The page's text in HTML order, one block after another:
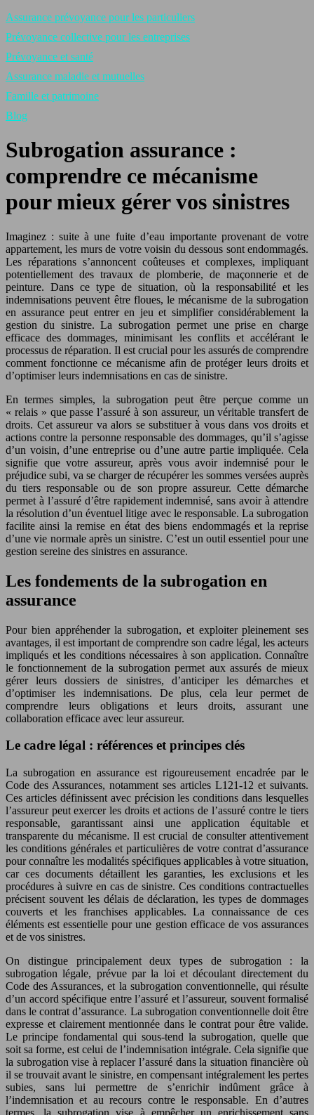
Assurance prévoyance pour les particuliers
Prévoyance collective pour les entreprises
Prévoyance et santé
Assurance maladie et mutuelles
Famille et patrimoine
Blog
Subrogation assurance :
comprendre ce mécanisme
pour mieux gérer vos sinistres
Imaginez : suite à une fuite d’eau importante provenant de votre
appartement, les murs de votre voisin du dessous sont endommagés.
Les réparations s’annoncent coûteuses et complexes, impliquant
potentiellement des travaux de plomberie, de maçonnerie et de
peinture. Dans ce type de situation, où la responsabilité et les
indemnisations peuvent être floues, le mécanisme de la subrogation
en assurance peut entrer en jeu et simplifier considérablement la
gestion du sinistre. La subrogation permet une prise en charge
efficace des dommages, minimisant les conflits et accélérant le
processus de réparation. Il est crucial pour les assurés de comprendre
comment fonctionne ce mécanisme afin de protéger leurs droits et
d’optimiser leurs indemnisations en cas de sinistre.
En termes simples, la subrogation peut être perçue comme un
« relais » que passe l’assuré à son assureur, un véritable transfert de
droits. Cet assureur va alors se substituer à vous dans vos droits et
actions contre la personne responsable des dommages, qu’il s’agisse
d’un voisin, d’une entreprise ou d’une autre partie impliquée. Cela
signifie que votre assureur, après vous avoir indemnisé pour le
préjudice subi, va se charger de récupérer les sommes versées auprès
du tiers responsable ou de son propre assureur. Cette démarche
permet à l’assuré d’être rapidement indemnisé, sans avoir à attendre
la résolution d’un éventuel litige avec le responsable. La subrogation
facilite ainsi la remise en état des biens endommagés et la reprise
d’une vie normale après un sinistre. C’est un outil essentiel pour une
gestion sereine des sinistres en assurance.
Les fondements de la subrogation en
assurance
Pour bien appréhender la subrogation, et exploiter pleinement ses
avantages, il est important de comprendre son cadre légal, les acteurs
impliqués et les conditions nécessaires à son application. Connaître
le fonctionnement de la subrogation permet aux assurés de mieux
gérer leurs dossiers de sinistres, d’anticiper les démarches et
d’optimiser les indemnisations. De plus, cela leur permet de
comprendre leurs obligations et leurs droits, assurant une
collaboration efficace avec leur assureur.
Le cadre légal : références et principes clés
La subrogation en assurance est rigoureusement encadrée par le
Code des Assurances, notamment ses articles L121-12 et suivants.
Ces articles définissent avec précision les conditions dans lesquelles
l’assureur peut exercer les droits et actions de l’assuré contre le tiers
responsable, garantissant ainsi une application équitable et
transparente du mécanisme. Il est crucial de consulter attentivement
les conditions générales et particulières de votre contrat d’assurance
pour connaître les modalités spécifiques applicables à votre situation,
car ces documents détaillent les garanties, les exclusions et les
procédures à suivre en cas de sinistre. Ces conditions contractuelles
précisent souvent les délais de déclaration, les types de dommages
couverts et les franchises applicables. La connaissance de ces
éléments est essentielle pour une gestion efficace de vos assurances
et de vos sinistres.
On distingue principalement deux types de subrogation : la
subrogation légale, prévue par la loi et découlant directement du
Code des Assurances, et la subrogation conventionnelle, qui résulte
d’un accord spécifique entre l’assuré et l’assureur, souvent formalisé
dans le contrat d’assurance. La subrogation conventionnelle doit être
expresse et clairement mentionnée dans le contrat pour être valide.
Le principe fondamental qui sous-tend la subrogation, quelle que
soit sa forme, est celui de l’indemnisation intégrale. Cela signifie que
la subrogation vise à replacer l’assuré dans la situation financière où
il se trouvait avant le sinistre, en compensant intégralement les pertes
subies, sans lui permettre de s’enrichir indûment grâce à
l’indemnisation et au recours contre le responsable. En d’autres